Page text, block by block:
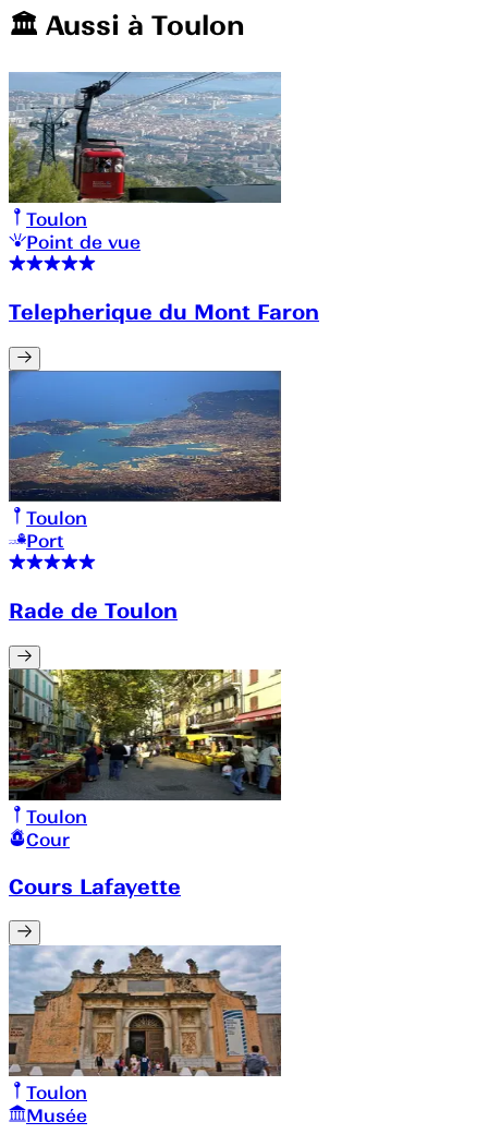
🏛️️ Aussi à Toulon
Toulon
Point de vue
Telepherique du Mont Faron
Toulon
Port
Rade de Toulon
Toulon
Cour
Cours Lafayette
Toulon
Musée